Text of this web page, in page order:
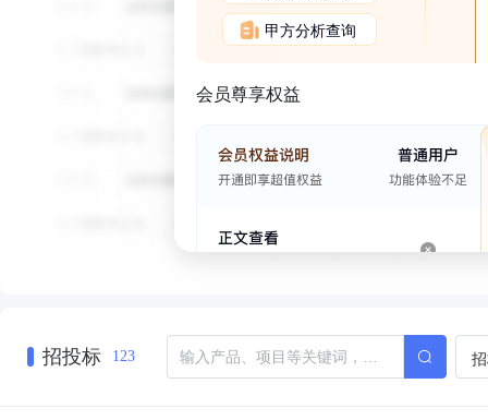
甲方分析查询
会员尊享权益
招投标 123